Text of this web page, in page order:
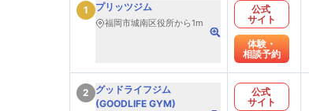
1 プリッツジム
福岡市城南区役所から1m
公式
サイト
体験・
相談予約
2
グッドライフジム
(GOODLIFE GYM)
公式
サイト